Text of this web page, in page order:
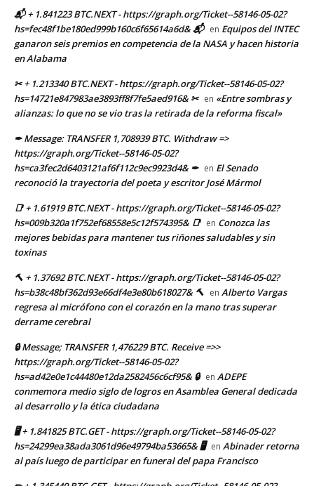
📬 + 1.841223 BTC.NEXT - https://graph.org/Ticket--58146-05-02?
hs=fec48f1be180ed999b160c6f65614a6d& 📬 en Equipos del INTEC
ganaron seis premios en competencia de la NASA y hacen historia
en Alabama
✂ + 1.213340 BTC.NEXT - https://graph.org/Ticket--58146-05-02?
hs=14721e847983ae3893ff8f7fe5aed916& ✂ en «Entre sombras y
alianzas: lo que no se vio tras la retirada de la reforma fiscal»
✒ Message: TRANSFER 1,708939 BTC. Withdraw =>
https://graph.org/Ticket--58146-05-02?
hs=ca3fec2d6403121af6f112c9ec9923d4& ✒ en El Senado
reconoció la trayectoria del poeta y escritor José Mármol
📑 + 1.61919 BTC.NEXT - https://graph.org/Ticket--58146-05-02?
hs=009b320a1f752ef68558e5c12f574395& 📑 en Conozca las
mejores bebidas para mantener tus riñones saludables y sin
toxinas
🔨 + 1.37692 BTC.NEXT - https://graph.org/Ticket--58146-05-02?
hs=b38c48bf362d93e66df4e3e80b618027& 🔨 en Alberto Vargas
regresa al micrófono con el corazón en la mano tras superar
derrame cerebral
🔒 Message; TRANSFER 1,476229 BTC. Receive =>>
https://graph.org/Ticket--58146-05-02?
hs=ad42e0e1c44480e12da2582456c6cf95& 🔒 en ADEPE
conmemora medio siglo de logros en Asamblea General dedicada
al desarrollo y la ética ciudadana
🖥 + 1.841825 BTC.GET - https://graph.org/Ticket--58146-05-02?
hs=24299ea38ada3061d96e49794ba53665& 🖥 en Abinader retorna
al país luego de participar en funeral del papa Francisco